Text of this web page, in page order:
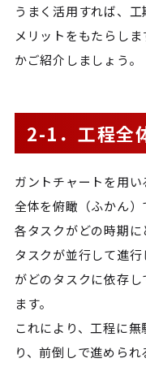
うまく活用すれば、
メリットをもたらし
かご紹介しましょう。
2-1．工程全
ガントチャートを用
全体を俯瞰（ふかん）
各タスクがどの時期
タスクが並行して進
がどのタスクに依存
ます。
これにより、工程に
り、前倒しで進めら